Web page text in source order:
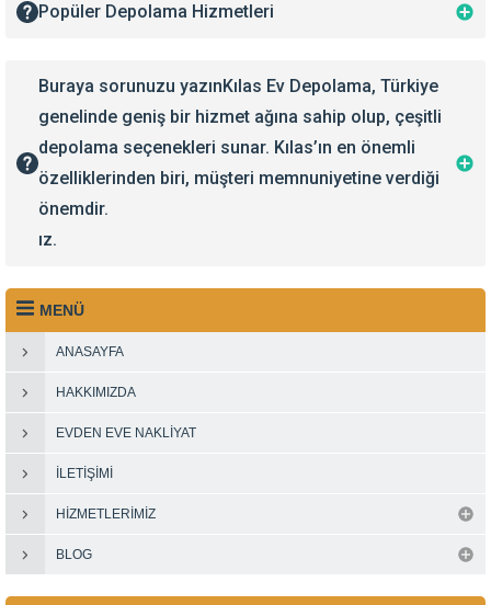
Popüler Depolama Hizmetleri
Buraya sorunuzu yazınKılas Ev Depolama, Türkiye
genelinde geniş bir hizmet ağına sahip olup, çeşitli
depolama seçenekleri sunar. Kılas’ın en önemli
özelliklerinden biri, müşteri memnuniyetine verdiği
önemdir.
ız.
MENÜ
ANASAYFA
HAKKIMIZDA
EVDEN EVE NAKLIYAT
İLETIŞIMI
HIZMETLERIMIZ
BLOG